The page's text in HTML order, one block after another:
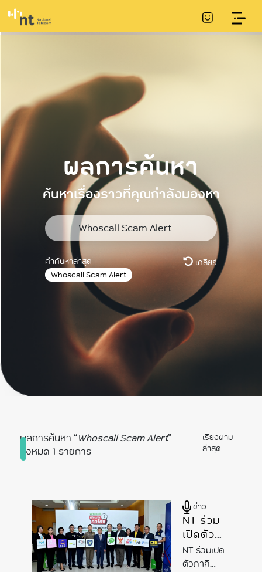
ผลการค้นหา
ค้นหาเรื่องราวที่คุณกำลังมองหา
คำค้นหาล่าสุด
เคลียร์
Whoscall Scam Alert
ผลการค้นหา “Whoscall Scam Alert”
ทั้งหมด 1 รายการ
เรียงตาม
ล่าสุด
ข่าว
NT ร่วม
เปิดตัว
ภาคี
“เตือนภัย
NT ร่วมเปิด
ตัวภาคี